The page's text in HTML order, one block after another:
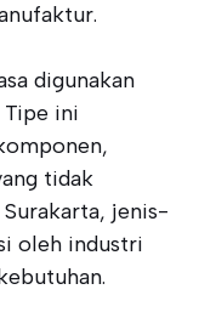
digunakan
Tipe ini
tidak
jenis-
oleh industri